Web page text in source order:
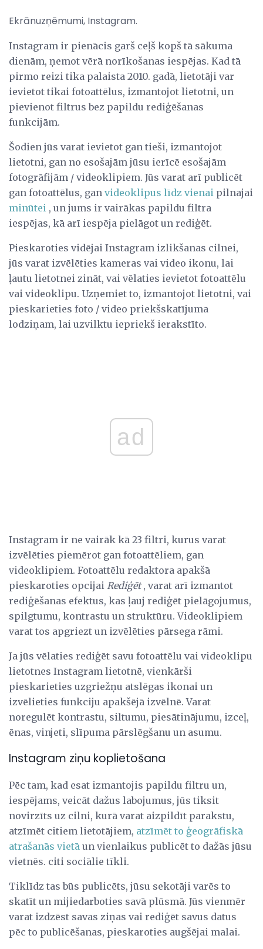
Ekrānuzņēmumi, Instagram.
Instagram ir pienācis garš ceļš kopš tā sākuma
dienām, ņemot vērā norīkošanas iespējas. Kad tā
pirmo reizi tika palaista 2010. gadā, lietotāji var
ievietot tikai fotoattēlus, izmantojot lietotni, un
pievienot filtrus bez papildu rediģēšanas
funkcijām.
Šodien jūs varat ievietot gan tieši, izmantojot
lietotni, gan no esošajām jūsu ierīcē esošajām
fotogrāfijām / videoklipiem. Jūs varat arī publicēt
gan fotoattēlus, gan videoklipus līdz vienai pilnajai
minūtei , un jums ir vairākas papildu filtra
iespējas, kā arī iespēja pielāgot un rediģēt.
Pieskaroties vidējai Instagram izlikšanas cilnei,
jūs varat izvēlēties kameras vai video ikonu, lai
ļautu lietotnei zināt, vai vēlaties ievietot fotoattēlu
vai videoklipu. Uzņemiet to, izmantojot lietotni, vai
pieskarieties foto / video priekšskatījuma
lodziņam, lai uzvilktu iepriekš ierakstīto.
ad
Instagram ir ne vairāk kā 23 filtri, kurus varat
izvēlēties piemērot gan fotoattēliem, gan
videoklipiem. Fotoattēlu redaktora apakšā
pieskaroties opcijai Rediģēt, varat arī izmantot
rediģēšanas efektus, kas ļauj rediģēt pielāgojumus,
spilgtumu, kontrastu un struktūru. Videoklipiem
varat tos apgriezt un izvēlēties pārsega rāmi.
Ja jūs vēlaties rediģēt savu fotoattēlu vai videoklipu
lietotnes Instagram lietotnē, vienkārši
pieskarieties uzgriežņu atslēgas ikonai un
izvēlieties funkciju apakšējā izvēlnē. Varat
noregulēt kontrastu, siltumu, piesātinājumu, izceļ,
ēnas, vinjeti, slīpuma pārslēgšanu un asumu.
Instagram ziņu koplietošana
Pēc tam, kad esat izmantojis papildu filtru un,
iespējams, veicāt dažus labojumus, jūs tiksit
novirzīts uz cilni, kurā varat aizpildīt parakstu,
atzīmēt citiem lietotājiem, atzīmēt to ģeogrāfiskā
atrašanās vietā un vienlaikus publicēt to dažās jūsu
vietnēs. citi sociālie tīkli.
Tiklīdz tas būs publicēts, jūsu sekotāji varēs to
skatīt un mijiedarboties savā plūsmā. Jūs vienmēr
varat izdzēst savas ziņas vai rediģēt savus datus
pēc to publicēšanas, pieskaroties augšējai malai.